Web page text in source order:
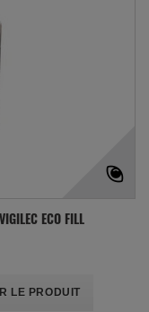
ECO FILL
LE PRODUIT